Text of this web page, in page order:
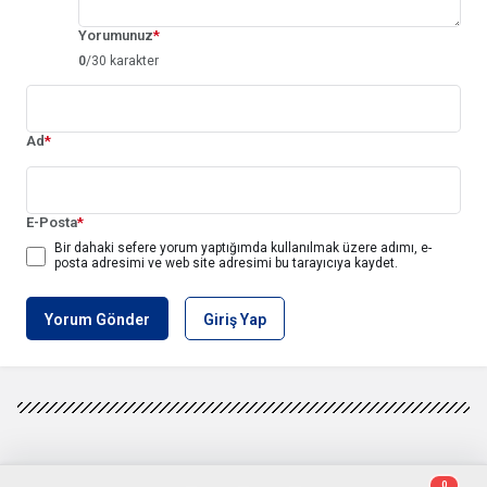
Yorumunuz*
0/30 karakter
Ad*
E-Posta*
Bir dahaki sefere yorum yaptığımda kullanılmak üzere adımı, e-
posta adresimi ve web site adresimi bu tarayıcıya kaydet.
Yorum Gönder Giriş Yap